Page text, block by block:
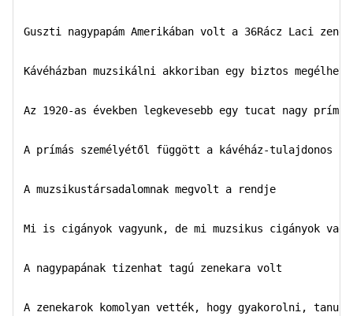
Guszti nagypapám Amerikában volt a 36Rácz Laci
Kávéházban muzsikálni akkoriban egy biztos
Az 1920-as években legkevesebb egy tucat nagy
A prímás személyétől függött a kávéház-tulajdonos
A muzsikustársadalomnak megvolt a rendje
Mi is cigányok vagyunk, de mi muzsikus cigányok
A nagypapának tizenhat tagú zenekara volt
A zenekarok komolyan vették, hogy gyakorolni,